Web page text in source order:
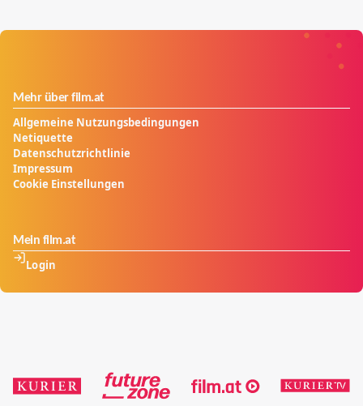
Mehr über film.at
Allgemeine Nutzungsbedingungen
Netiquette
Datenschutzrichtlinie
Impressum
Cookie Einstellungen
Mein film.at
Login